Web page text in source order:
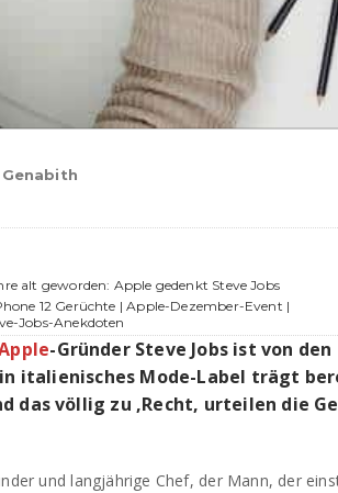
alt geworden: Apple gedenkt Steve Jobs
12 Gerüchte | Apple-Dezember-Event |
Jobs-Anekdoten
-Gründer Steve Jobs ist von
italienisches Mode-Label trägt
das völlig zu ‚Recht, urteilen die
und langjährige Chef, der Mann, der